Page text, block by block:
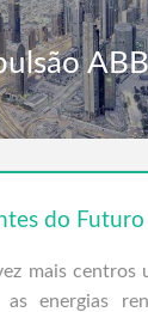
ABB
do Futuro
mais centros
energias